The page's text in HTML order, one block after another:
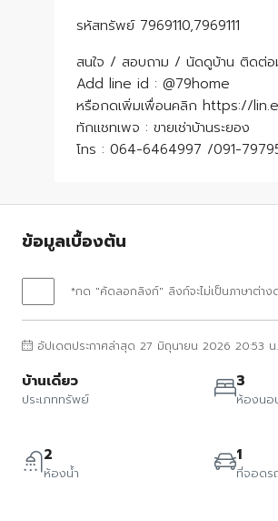
รหัสทรัพย์ 7969110,7969111
สนใจ / สอบถาม / นัดดูบ้าน ติดต่อม
Add line id : @79home
หรือกดเพิ่มเพื่อนคลิก https://
ทักแชทเพจ : ขายเช่าบ้านระยอง
โทร : 064-6464997 /091-
ข้อมูลเบื้องต้น
*กด "คัดลอกลิงก์" ลิงก์จะไม่เป็นภาษาต่าง
อัปเดตประกาศล่าสุด 27 มิถุนายน 2026 20:53 น.
บ้านเดี่ยว
ประเภททรัพย์
3
ห้องนอ
2
ห้องน้ำ
1
ที่จอดร